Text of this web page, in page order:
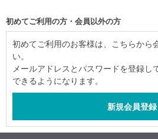
初めてご利用の方・会員以外の方
初めてご利用のお客様は、こちらから
い。
メールアドレスとパスワードを登録し
できるようになります。